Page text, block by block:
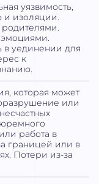
уязвимость,
и изоляции.
эмоциями.
в уединении для
к
которая может
или
работа в
границей или в
Потери из-за